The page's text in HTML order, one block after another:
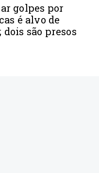
golpes por
é alvo de
dois são presos